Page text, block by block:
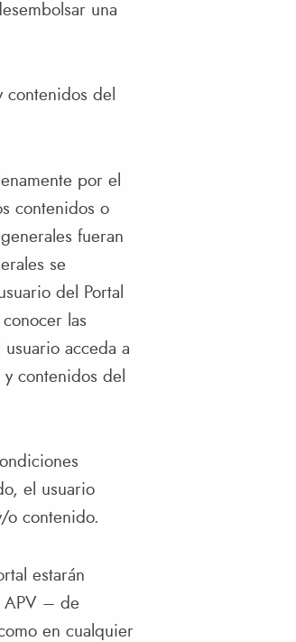
una
contenidos del
por el
contenidos o
fueran
se
del Portal
las
acceda a
contenidos del
el usuario
o contenido.
estarán
APV – de
en cualquier